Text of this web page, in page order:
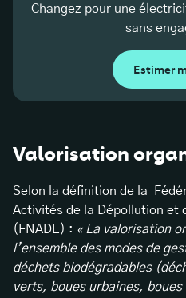
Changez pour une
sans
Estimer
Valorisation
Selon la définition de la
Activités de la Dépollution et
(FNADE) : « La valorisation
l’ensemble des modes de
déchets biodégradables
verts, boues urbaines,